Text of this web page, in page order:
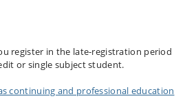
register in the late-registration period
or single subject student.
continuing and professional education